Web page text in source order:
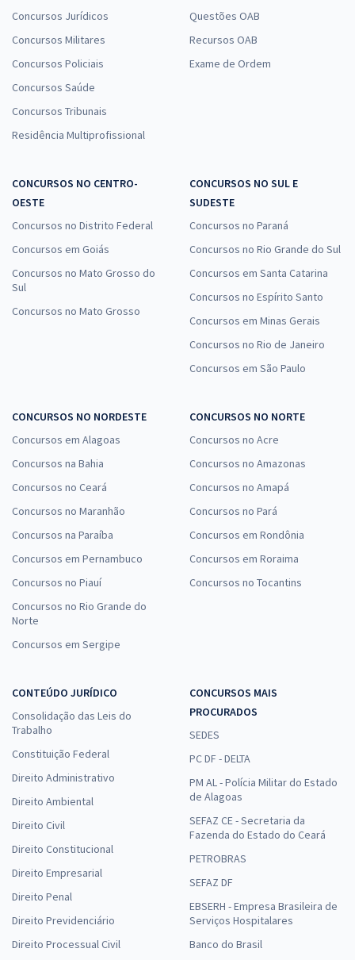
Concursos Jurídicos
Concursos Militares
Concursos Policiais
Concursos Saúde
Concursos Tribunais
Residência Multiprofissional
Questões OAB
Recursos OAB
Exame de Ordem
CONCURSOS NO CENTRO-
OESTE
Concursos no Distrito Federal
Concursos em Goiás
Concursos no Mato Grosso do
Sul
Concursos no Mato Grosso
CONCURSOS NO SUL E
SUDESTE
Concursos no Paraná
Concursos no Rio Grande do Sul
Concursos em Santa Catarina
Concursos no Espírito Santo
Concursos em Minas Gerais
Concursos no Rio de Janeiro
Concursos em São Paulo
CONCURSOS NO NORDESTE
Concursos em Alagoas
Concursos na Bahia
Concursos no Ceará
Concursos no Maranhão
Concursos na Paraíba
Concursos em Pernambuco
Concursos no Piauí
Concursos no Rio Grande do
Norte
Concursos em Sergipe
CONCURSOS NO NORTE
Concursos no Acre
Concursos no Amazonas
Concursos no Amapá
Concursos no Pará
Concursos em Rondônia
Concursos em Roraima
Concursos no Tocantins
CONTEÚDO JURÍDICO
Consolidação das Leis do
Trabalho
Constituição Federal
Direito Administrativo
Direito Ambiental
Direito Civil
Direito Constitucional
Direito Empresarial
Direito Penal
Direito Previdenciário
Direito Processual Civil
CONCURSOS MAIS
PROCURADOS
SEDES
PC DF - DELTA
PM AL - Polícia Militar do Estado
de Alagoas
SEFAZ CE - Secretaria da
Fazenda do Estado do Ceará
PETROBRAS
SEFAZ DF
EBSERH - Empresa Brasileira de
Serviços Hospitalares
Banco do Brasil